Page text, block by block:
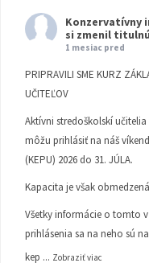
Konzervatívny
si zmenil
1 mesiac pred
PRIPRAVILI SME KURZ
UČITEĽOV
Aktívni stredoškolskí
môžu prihlásiť na náš
(KEPU) 2026 do 31. JÚLA.
Kapacita je však
Všetky informácie o tomto
prihlásenia sa na neho sú
kep ... Zobraziť viac